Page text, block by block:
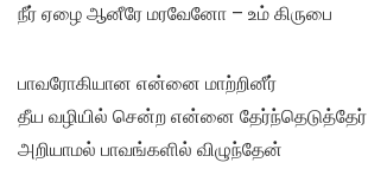
நீர் ஏழை ஆனீரே மரவேனோ – உம் கிருபை
பாவரோகியான என்னை மாற்றினீர்
தீய வழியில் சென்ற என்னை தேர்ந்தெடுத்தேர்
அறியாமல் பாவங்களில் விழுந்தேன்